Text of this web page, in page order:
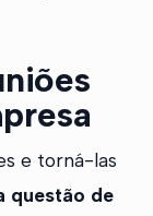
e torná-las
questão de